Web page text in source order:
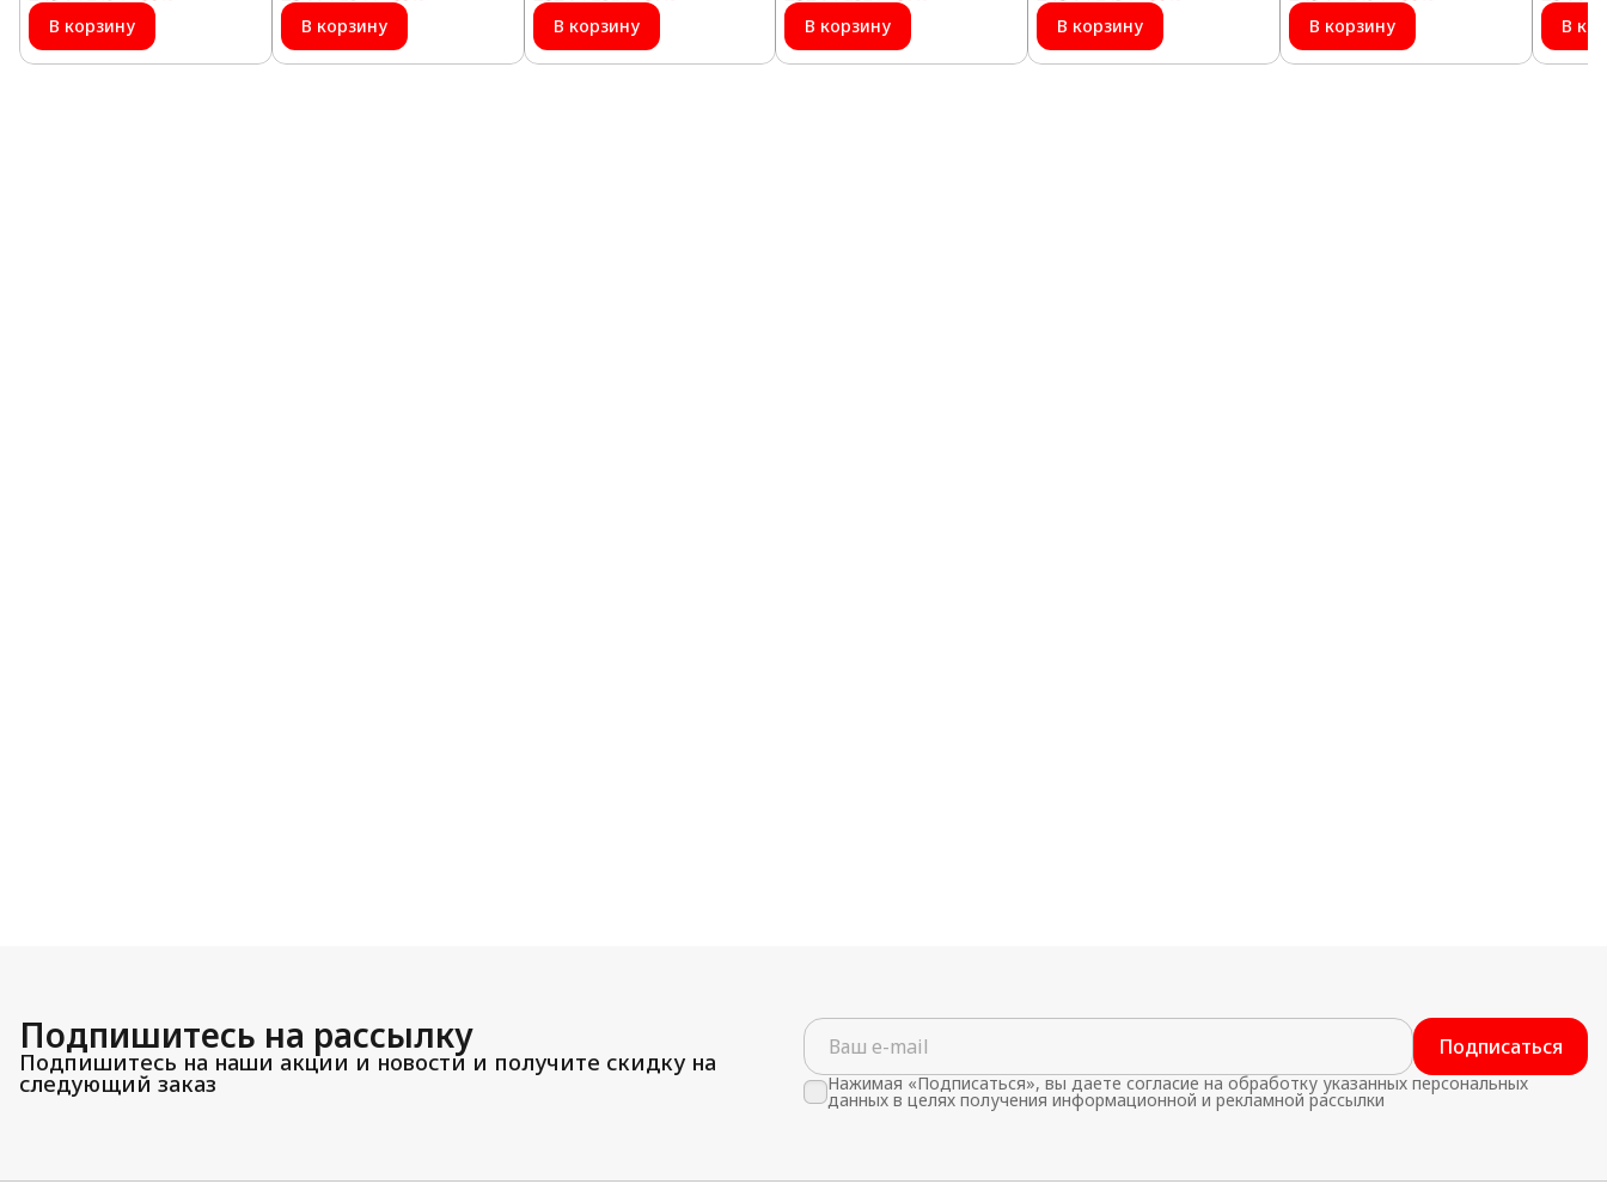
В корзину
В корзину
В корзину
В корзину
В корзину
В корзину
В
Подпишитесь на рассылку
Подпишитесь на наши акции и новости и получите скидку на
следующий заказ
Подписаться
Нажимая «Подписаться», вы даете согласие на обработку указанных персональных
данных в целях получения информационной и рекламной рассылки